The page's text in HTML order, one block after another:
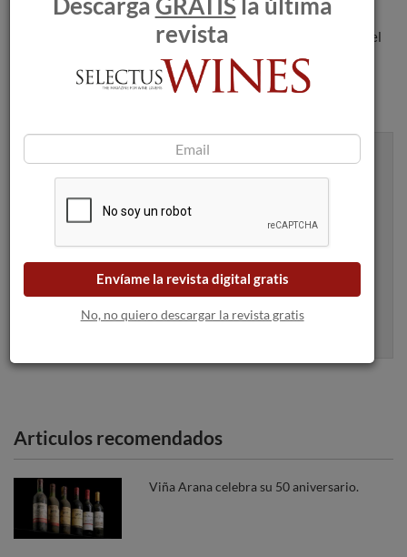
con una personalidad única a partir de uvas procedentes
exclusivamente de su propia finca siempre abanderadas por el
máximo respeto y conservación del entorno.
Recibe artículos como este en tu
bandeja de entrada
Articulos recomendados
Viña Arana celebra su 50 aniversario.
revista
Envíame la revista digital gratis
No, no quiero descargar la revista gratis